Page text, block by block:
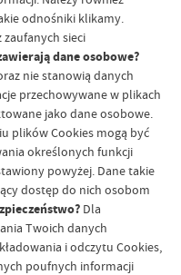
odnośniki klikamy.
sieci
dane osobowe?
nie stanowią danych
przechowywane w plikach
jako dane osobowe.
plików Cookies mogą być
określonych funkcji
powyżej. Dane takie
dostęp do nich osobom
Dla
Twoich danych
i odczytu Cookies,
poufnych informacji